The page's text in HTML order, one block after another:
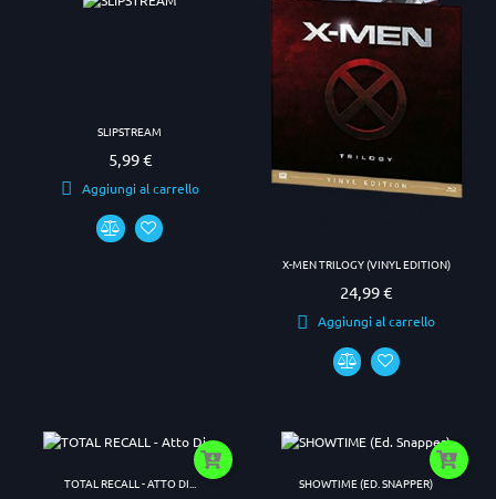
SLIPSTREAM
Prezzo
5,99 €
Aggiungi al carrello
X-MEN TRILOGY (VINYL EDITION)
Prezzo
24,99 €
Aggiungi al carrello
TOTAL RECALL - ATTO DI... SHOWTIME (ED. SNAPPER)